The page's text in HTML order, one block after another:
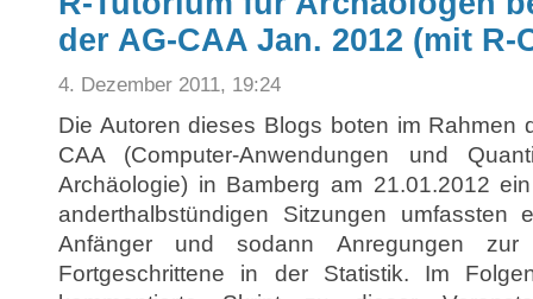
der AG-CAA Jan. 2012 (mit R-
4. Dezember 2011, 19:24
Die Autoren dieses Blogs boten im Rahmen
CAA (Computer-Anwendungen und
Archäologie) in Bamberg am 21.01.2012
anderthalbstündigen Sitzungen umfassten
Anfänger und sodann Anregungen
Fortgeschrittene in der Statistik. Im